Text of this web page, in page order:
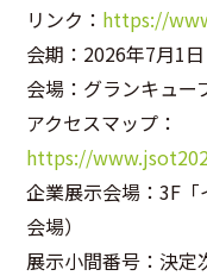
リンク： https://
会期：2026年7月1日
会場：グランキュー
アクセスマップ：
https://
企業展示会場：3F
会場）
展示小間番号：決定